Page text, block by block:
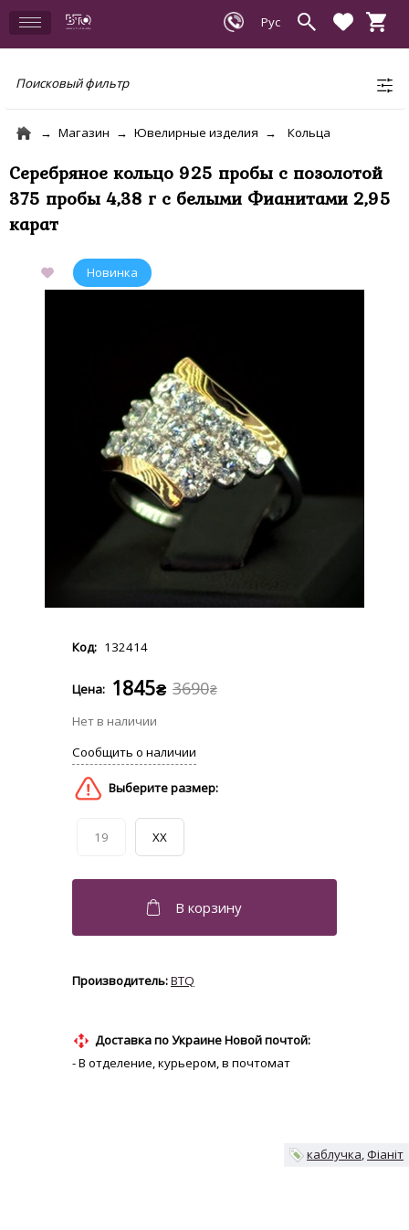
Поисковый фильтр
Магазин Ювелирные изделия Кольца
Серебряное кольцо 925 пробы с позолотой
375 пробы 4,38 г с белыми Фианитами 2,95
карат
132414
3690₴
1845₴
19 XX
BTQ
Доставка по Украине Новой почтой:
- В отделение, курьером, в почтомат
каблучка Фіаніт